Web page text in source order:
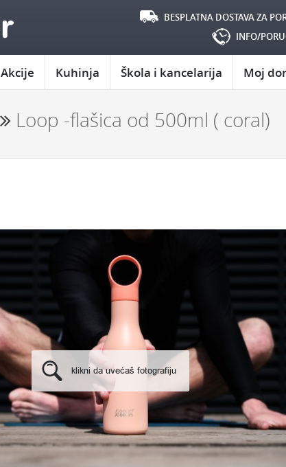
BESPLATNA DOSTAVA ZA
INFO/
Akcije Kuhinja Škola i kancelarija Moj
Loop -flašica od 500ml ( coral)